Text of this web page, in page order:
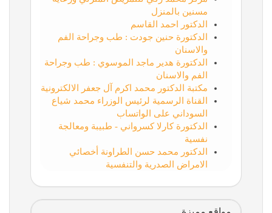
مسنين بالمنزل
الدكتور احمد القاسم
الدكتورة حنين جودت : طب وجراحة الفم
والاسنان
الدكتورة هدير ماجد الموسوي : طب وجراحة
الفم والاسنان
مكتبة الدكتور محمد اكرم آل جعفر الالكترونية
القناة الرسمية لرئيس الوزراء محمد شياع
السوداني على الواتساب
الدكتورة كارلا كسرواني - طبيبة ومعالجة
نفسية
الدكتور محمد حسن الطراونة أخصائي
الامراض الصدرية والتنفسية